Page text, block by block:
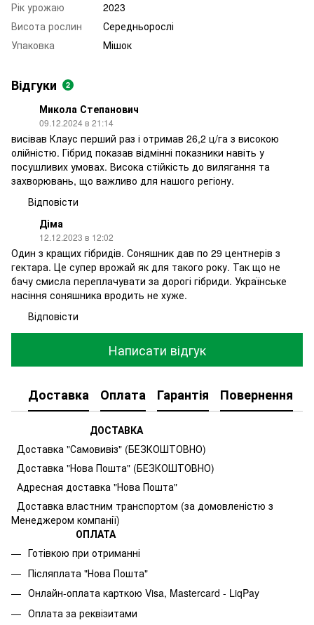
Рік урожаю
2023
Висота рослин
Середньорослі
Упаковка
Мішок
Відгуки 2
Микола Степанович
09.12.2024 в 21:14
висівав Клаус перший раз і отримав 26,2 ц/га з високою
олійністю. Гібрид показав відмінні показники навіть у
посушливих умовах. Висока стійкість до вилягання та
захворювань, що важливо для нашого регіону.
Відповісти
Діма
12.12.2023 в 12:02
Один з кращих гібридів. Соняшник дав по 29 центнерів з
гектара. Це супер врожай як для такого року. Так що не
бачу смисла переплачувати за дорогі гібриди. Українське
насіння соняшника вродить не хуже.
Відповісти
Написати відгук
Доставка Оплата Гарантія Повернення
ДОСТАВКА
Доставка "Самовивіз" (БЕЗКОШТОВНО)
Доставка "Нова Пошта" (БЕЗКОШТОВНО)
Адресная доставка "Нова Пошта"
Доставка властним транспортом (за домовленістю з
Менеджером компанії)
ОПЛАТА
Готівкою при отриманні
Післяплата "Нова Пошта"
Онлайн-оплата карткою Visa, Mastercard - LiqPay
Оплата за реквізитами